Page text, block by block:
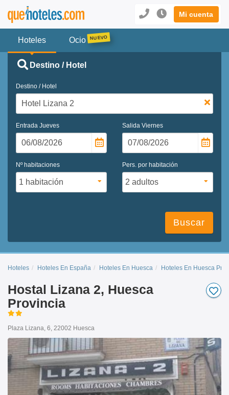
Mi cuenta
Hoteles Ocio
Destino / Hotel
Destino / Hotel
Entrada Jueves Salida Viernes
Nº habitaciones Pers. por habitación
Buscar
Hoteles Hoteles En España Hoteles En Huesca Hoteles En Huesca
Hostal Lizana 2, Huesca
Provincia
Plaza Lizana, 6, 22002 Huesca